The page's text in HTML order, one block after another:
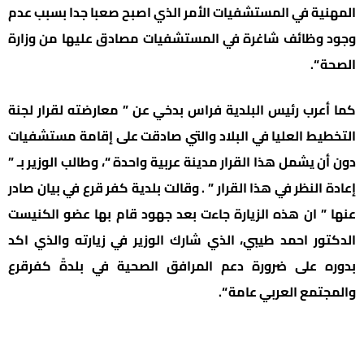
المهنية في المستشفيات الأمر الذي اصبح صعبا جدا بسبب عدم
وجود وظائف شاغرة في المستشفيات مصادق عليها من وزارة
الصحة “.
كما أعرب رئيس البلدية فراس بدخي عن ” معارضته لقرار لجنة
التخطيط العليا في البلاد والتي صادقت على إقامة مستشفيات
دون أن يشمل هذا القرار مدينة عربية واحدة “، وطالب الوزير بـ ”
إعادة النظر في هذا القرار ” . وقالت بلدية كفر قرع في بيان صادر
عنها ” ان هذه الزيارة جاءت بعد جهود قام بها عضو الكنيست
الدكتور احمد طيبي، الذي شارك الوزير في زيارته والذي اكد
بدوره على ضرورة دعم المرافق الصحية في بلدةً كفرقرع
والمجتمع العربي عامة “.